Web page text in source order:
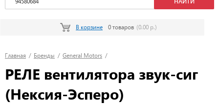
В корзине 0 товаров (0.00 р.)
Главная / Бренды / General Motors /
РЕЛЕ вентилятора звук-сиг
(Нексия-Эсперо)